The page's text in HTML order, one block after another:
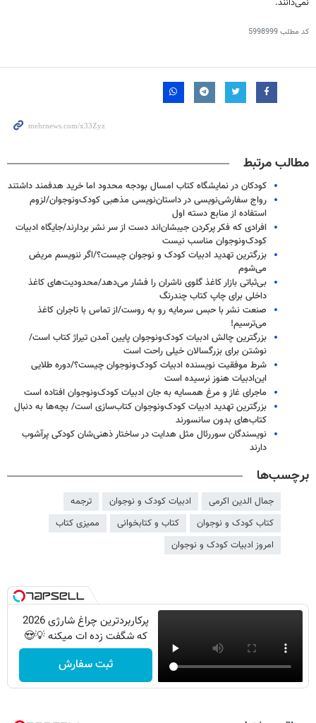
کد مطلب5998999
مطالب مرتبط
کودکان در نمایشگاه کتاب امسال بودجه محدود اما خرید هدفمند داشتند
رواج سفارشی‌نویسی در داستان‌نویسی مذهبی کودک‌ونوجوان/لزوم
استفاده از منابع دسته اول
افرادی که فکر پرکردن جیبشان‌اند دست از سر نشر بردارند/جایگاه ادبیات
کودک‌ونوجوان مناسب نیست
بزرگترین تهدید ادبیات کودک و نوجوان چیست؟/اگر ننویسم مریض
می‌شوم
بی‌ثباتی بازار کاغذ گلوی ناشران را فشار می‌دهد/محدودیت‌های کاغذ
داخلی برای چاپ کتاب چندرنگ
صنعت نشر با حبس سرمایه رو به روست/از تماس با تاجران کاغذ
می‌ترسیم!
بزرگترین چالش ادبیات کودک‌ونوجوان پایین آمدن تیراژ کتاب است/
نوشتن برای بزرگسالان خیلی راحت است
شرط موفقیت نویسنده ادبیات کودک‌ونوجوان چیست؟/دوره‌ طلایی
این‌ادبیات هنوز نرسیده است
ماجرای غاز و مرغ همسایه به جان ادبیات کودک‌ونوجوان افتاده است
بزرگترین تهدید ادبیات کودک‌ونوجوان کتاب‌سازی است/ بچه‌ها به دنبال
کتاب‌های بدون سانسورند
نویسندگان سوررئال مثل هدایت در ساختار ذهنی‌شان کودکی پرآشوب
دارند
برچسب‌ها
جمال الدین اکرمی ادبیات کودک و نوجوان
ترجمه
کتاب کودک و نوجوان
کتاب و کتابخوانی
ممیزی کتاب
امروز ادبیات کودک و نوجوان
پرکاربردترین چراغ شارژی 2026
که شگفت زده ات میکنه 💡😍
ثبت سفارش